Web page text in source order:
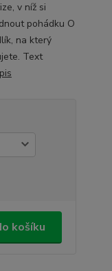
v níž si
pohádku O
na který
Text
košíku